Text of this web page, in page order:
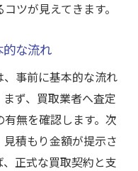
ツが見えてきます。
な流れ
事前に基本的な流れ
ず、買取業者へ査定
無を確認します。次
積もり金額が提示さ
正式な買取契約と支